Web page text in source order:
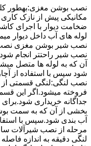
نصب بوشن مغزی:بهطور
مکانیکی پیش از نازک
ضخامت دیوار با اجرای
لوله های آب داخل دیوار
نصب شیر بوشن مغزی نصب
نصب شیر راحتتر انجام
آن که به لوله ها متصل
شود سپس با استفاده از
نصب لنگی:لنگی قسمتی از
فروخته میشود.اگر این
جداگانه خریداری
بخشی از آن که به سمت
آب بندی شود.سپس با
مرحله از نصب شیرآلات
لنگی دقیقه به اندازه